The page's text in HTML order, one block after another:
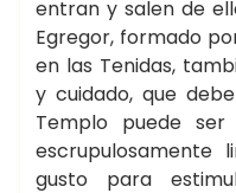
entran y salen de
Egregor, formado
en las Tenidas,
y cuidado, que
Templo puede
escrupulosamente
gusto para